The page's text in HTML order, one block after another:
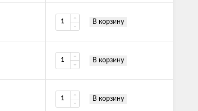
В корзину
В корзину
В корзину